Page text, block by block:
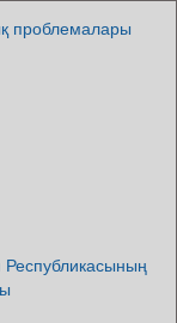
проблемалары
Республикасының